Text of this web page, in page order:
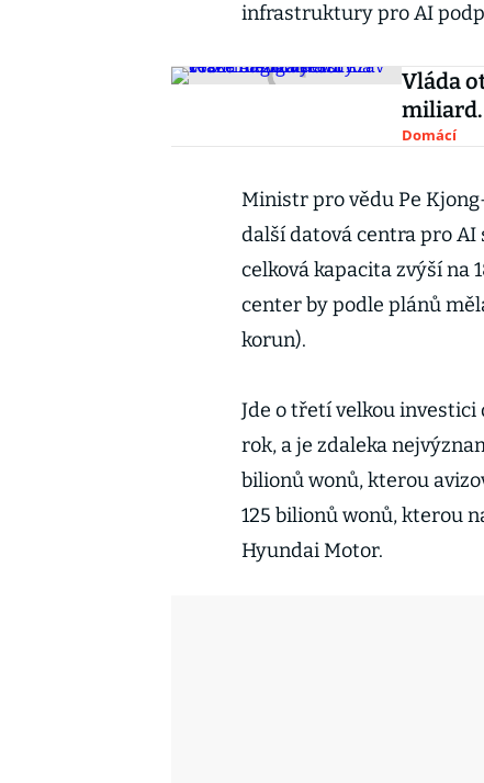
infrastruktury pro AI
Vláda
miliard.
Domácí
Ministr pro vědu Pe
další datová centra pro AI
celková kapacita zvýší na
center by podle plánů
korun).
Jde o třetí velkou investici
rok, a je zdaleka
bilionů wonů, kterou
125 bilionů wonů, kterou
Hyundai Motor.